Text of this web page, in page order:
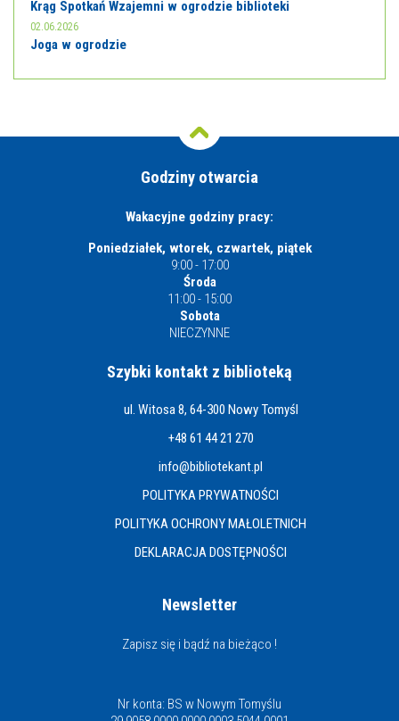
Krąg Spotkań Wzajemni w ogrodzie biblioteki
02.06.2026
Joga w ogrodzie
Godziny otwarcia
Wakacyjne godziny pracy:
Poniedziałek, wtorek, czwartek, piątek
9:00 - 17:00
Środa
11:00 - 15:00
Sobota
NIECZYNNE
Szybki kontakt z biblioteką
ul. Witosa 8, 64-300 Nowy Tomyśl
+48 61 44 21 270
info@bibliotekant.pl
POLITYKA PRYWATNOŚCI
POLITYKA OCHRONY MAŁOLETNICH
DEKLARACJA DOSTĘPNOŚCI
Newsletter
Zapisz się i bądź na bieżąco !
Nr konta: BS w Nowym Tomyślu